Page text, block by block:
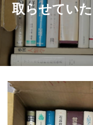
取らせてい